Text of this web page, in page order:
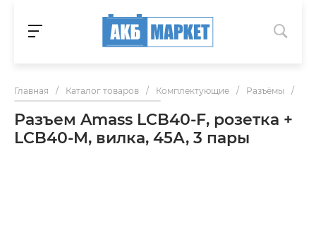
Главная / Каталог товаров / Комплектующие / Разъёмы /
Разъем Amass LCB40-F, розетка +
LCB40-M, вилка, 45А, 3 пары